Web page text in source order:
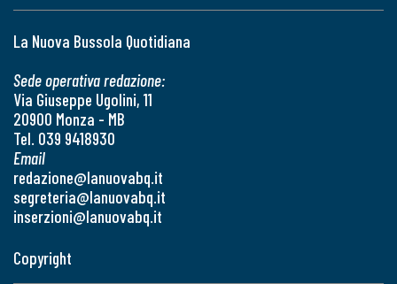
La Nuova Bussola Quotidiana
Sede operativa redazione:
Via Giuseppe Ugolini, 11
20900 Monza - MB
Tel. 039 9418930
Email
redazione@lanuovabq.it
segreteria@lanuovabq.it
inserzioni@lanuovabq.it
Copyright